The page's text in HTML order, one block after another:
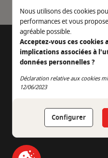
AUTOUR DU
05 45 22 98
Nous envoyer un e-
Nous utilisons des cookies
performances et vous
agréable possible.
Acceptez-vous ces cookies
implications associées à
données personnelles ?
Déclaration relative aux cookies
12/06/2023
Configurer